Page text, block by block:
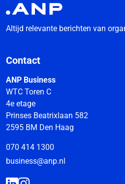
Altijd relevante berichten van
Contact
ANP Business
WTC Toren C
4e etage
Prinses Beatrixlaan 582
2595 BM Den Haag
070 414 1300
business@anp.nl